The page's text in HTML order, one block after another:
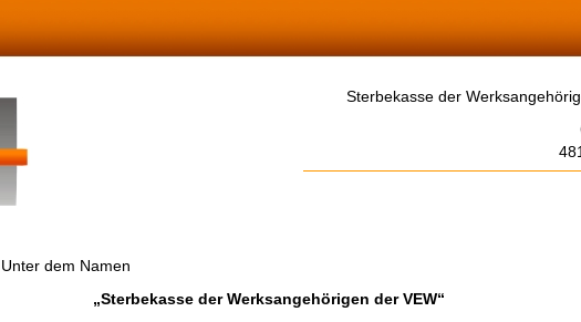
Sterbekasse der
Unter dem Namen
„Sterbekasse der Werksangehörigen der VEW“